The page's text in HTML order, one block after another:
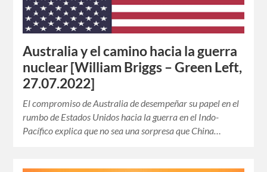
Australia y el camino hacia la guerra
nuclear [William Briggs – Green Left,
27.07.2022]
El compromiso de Australia de desempeñar su papel en el
rumbo de Estados Unidos hacia la guerra en el Indo-
Pacífico explica que no sea una sorpresa que China…